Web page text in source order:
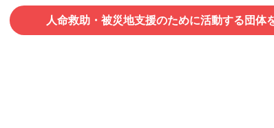
人命救助・被災地支援のために活動する団体